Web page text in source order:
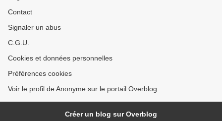
Contact
Signaler un abus
C.G.U.
Cookies et données personnelles
Préférences cookies
Voir le profil de Anonyme sur le portail Overblog
Créer un blog sur Overblog